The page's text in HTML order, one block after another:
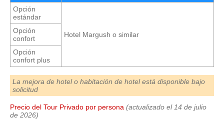
Opción
estándar
Hotel Margush o similar
Opción
confort
Opción
confort plus
La mejora de hotel o habitación de hotel está disponible bajo
solicitud
Precio del Tour Privado por persona (actualizado el 14 de julio
de 2026)